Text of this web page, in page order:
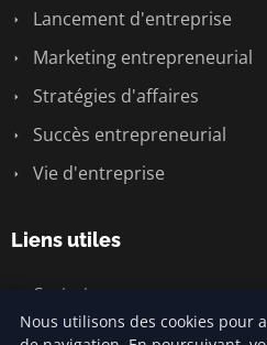
Lancement d'entreprise
Marketing entrepreneurial
Stratégies d'affaires
Succès entrepreneurial
Vie d'entreprise
Liens utiles
Contact
Nous utilisons des cookies pour